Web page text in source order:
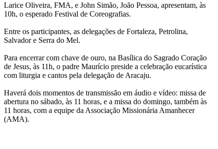
Larice Oliveira, FMA, e John Simão, João Pessoa, apresentam, às
10h, o esperado Festival de Coreografias.
Entre os participantes, as delegações de Fortaleza, Petrolina,
Salvador e Serra do Mel.
Para encerrar com chave de ouro, na Basílica do Sagrado Coração
de Jesus, às 11h, o padre Maurício preside a celebração eucarística
com liturgia e cantos pela delegação de Aracaju.
Haverá dois momentos de transmissão em áudio e vídeo: missa de
abertura no sábado, às 11 horas, e a missa do domingo, também às
11 horas, com a equipe da Associação Missionária Amanhecer
(AMA).